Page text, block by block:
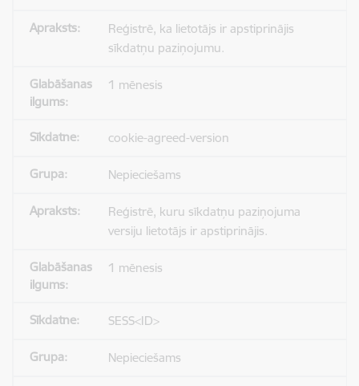
Reģistrē, ka lietotājs ir apstiprinājis
sīkdatņu paziņojumu.
1 mēnesis
cookie-agreed-version
Nepieciešams
Reģistrē, kuru sīkdatņu paziņojuma
versiju lietotājs ir apstiprinājis.
1 mēnesis
SESS<ID>
Nepieciešams